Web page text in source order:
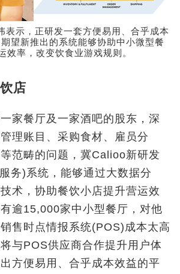
表示，正研发一套方便易用、合乎成本
望新推出的系统能够协助中小微型餐
效率，改变饮食业游戏规则。
店
家餐厅及一家酒吧的股东，深
理账目、采购食材、雇员分
范畴的问题，冀Calioo新研发
务)系统，能够通过大数据分
术，协助餐饮小店提升营运效
逾15,000家中小型餐厅，对他
售时点情报系统(POS)成本太高
与POS供应商合作提升用户体
方便易用、合乎成本效益的平